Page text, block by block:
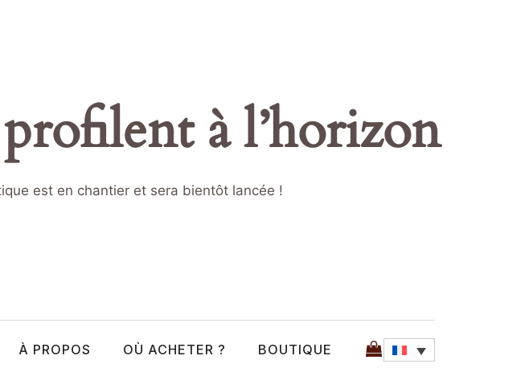
à l’horizon
est en chantier et sera bientôt lancée !
À PROPOS OÙ ACHETER ? BOUTIQUE